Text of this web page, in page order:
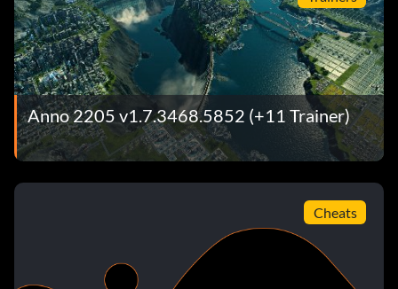
Anno 2205 v1.7.3468.5852 (+11 Trainer)
Cheats